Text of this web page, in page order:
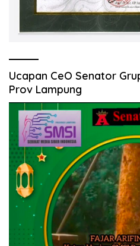
Ucapan CeO Senator
Prov Lampung